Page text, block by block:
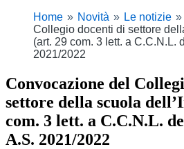
Home
Novità Le notizie
Collegio docenti di settore
(art. 29 com. 3 lett. a C.C.N.L.
2021/2022
Convocazione del
settore della scuola
com. 3 lett. a C.C.N.L.
A.S. 2021/2022